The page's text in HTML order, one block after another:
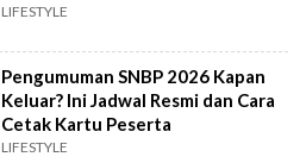
LIFESTYLE
Pengumuman SNBP 2026 Kapan
Keluar? Ini Jadwal Resmi dan Cara
Cetak Kartu Peserta
LIFESTYLE